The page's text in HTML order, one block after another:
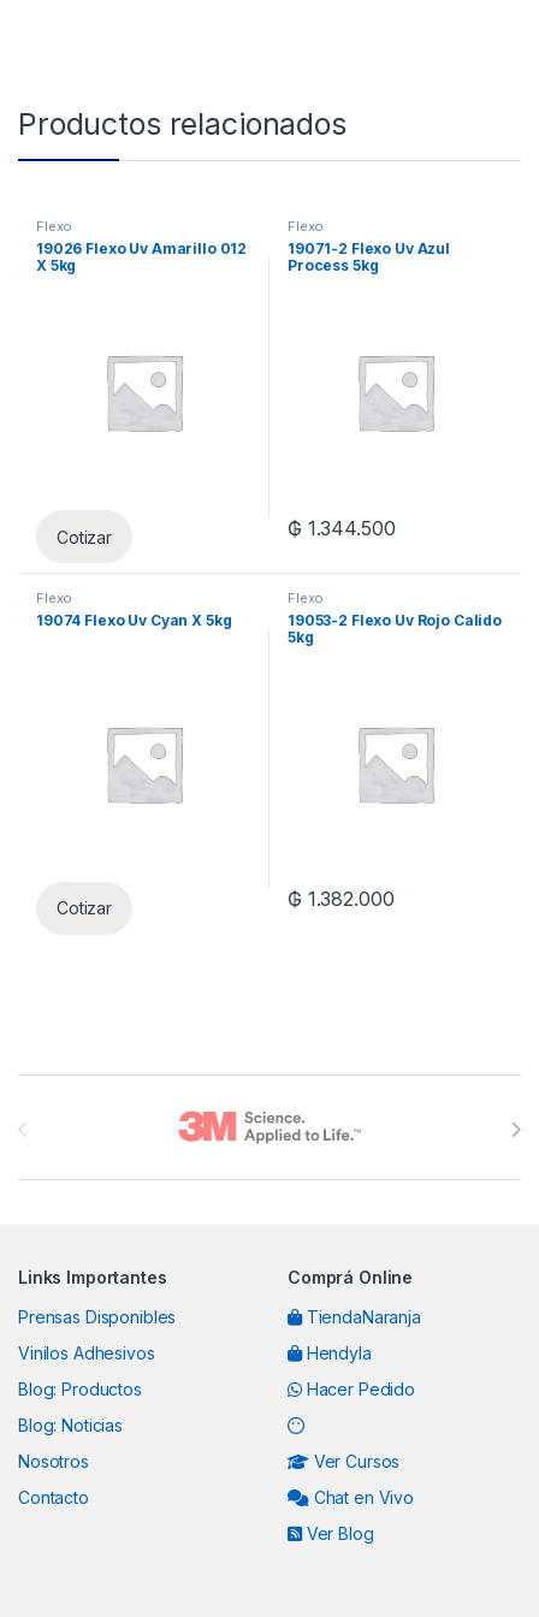
Productos relacionados
Flexo
19026 Flexo Uv Amarillo 012
X 5kg
Cotizar
Flexo
19071-2 Flexo Uv Azul
Process 5kg
₲ 1.344.500
Flexo
19074 Flexo Uv Cyan X 5kg
Cotizar
Flexo
19053-2 Flexo Uv Rojo Calido
5kg
₲ 1.382.000
Links Importantes
Prensas Disponibles
Vinilos Adhesivos
Blog: Productos
Blog: Noticias
Nosotros
Contacto
Comprá Online
TiendaNaranja
Hendyla
Hacer Pedido
Ver Cursos
Chat en Vivo
Ver Blog